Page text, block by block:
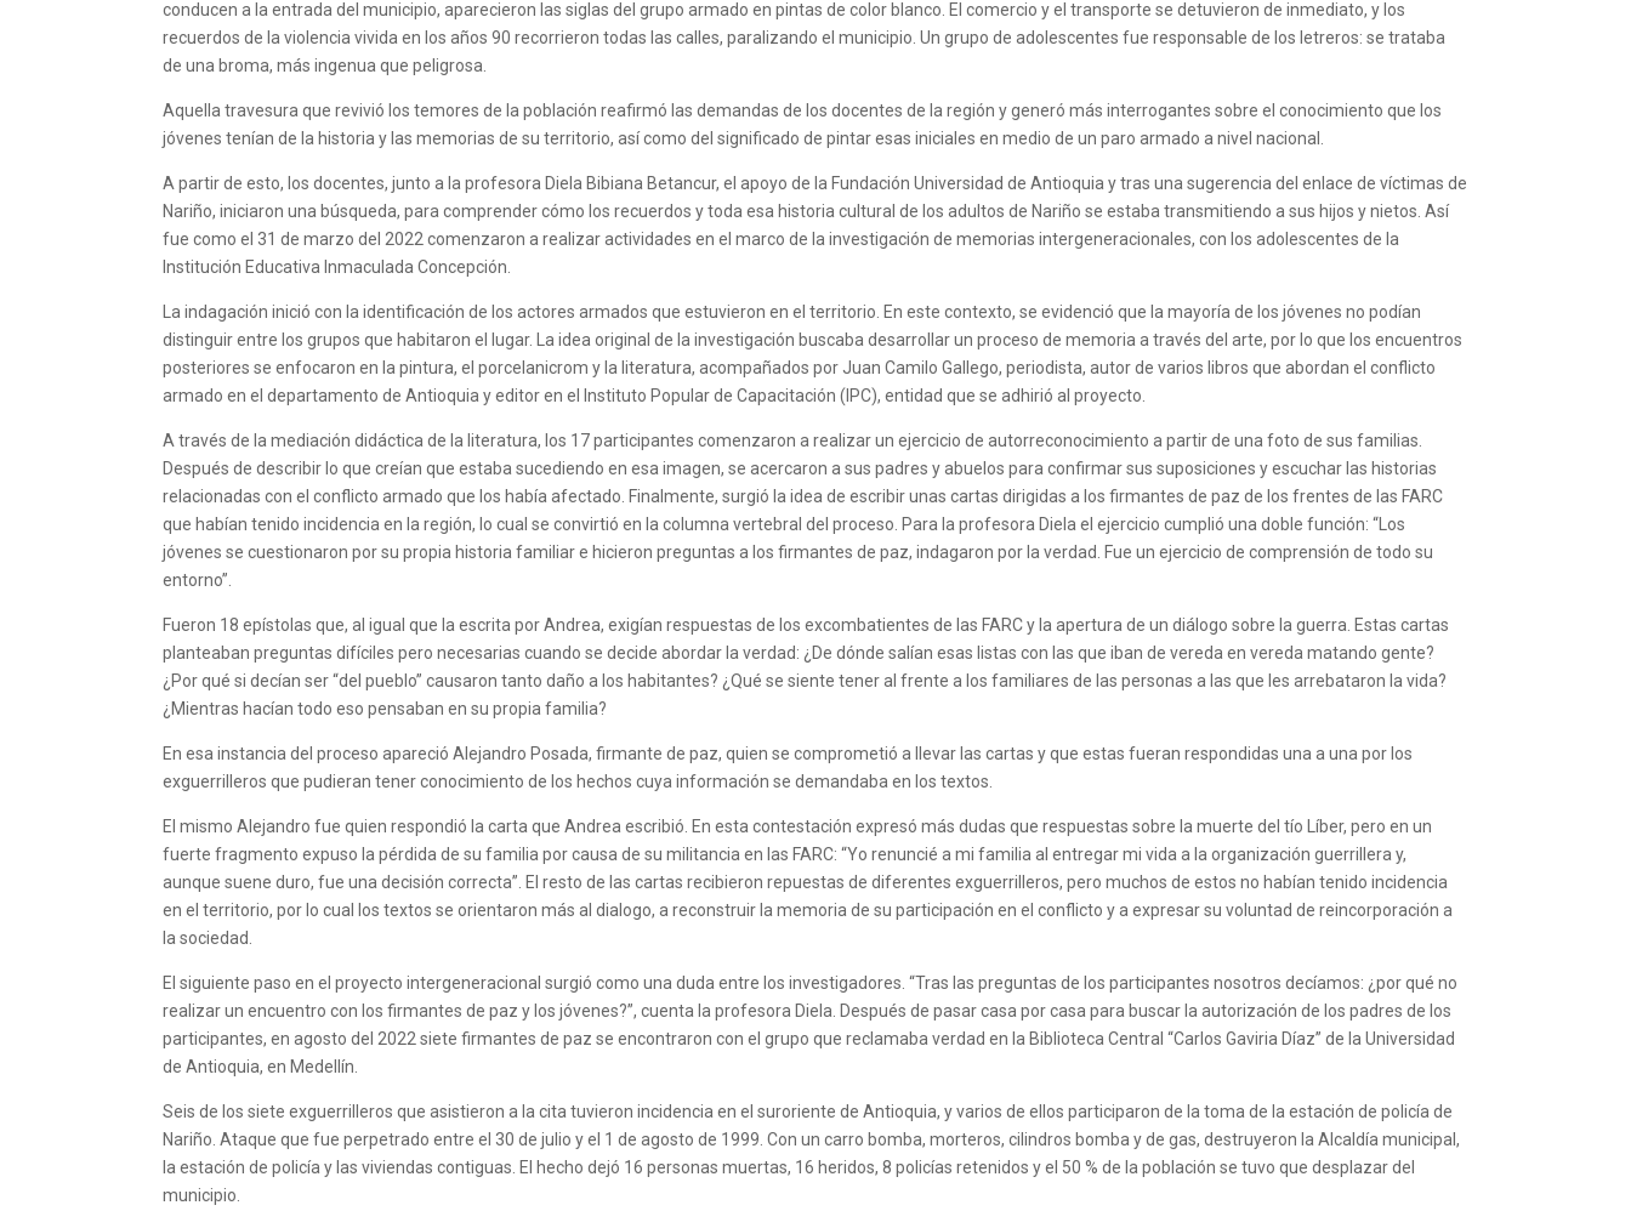
conducen a la entrada del municipio, aparecieron las siglas del grupo armado en pintas de color blanco. El comercio y el transporte se detuvieron de inmediato, y los
recuerdos de la violencia vivida en los años 90 recorrieron todas las calles, paralizando el municipio. Un grupo de adolescentes fue responsable de los letreros: se trataba
de una broma, más ingenua que peligrosa.
Aquella travesura que revivió los temores de la población reafirmó las demandas de los docentes de la región y generó más interrogantes sobre el conocimiento que los
jóvenes tenían de la historia y las memorias de su territorio, así como del significado de pintar esas iniciales en medio de un paro armado a nivel nacional.
A partir de esto, los docentes, junto a la profesora Diela Bibiana Betancur, el apoyo de la Fundación Universidad de Antioquia y tras una sugerencia del enlace de víctimas de
Nariño, iniciaron una búsqueda, para comprender cómo los recuerdos y toda esa historia cultural de los adultos de Nariño se estaba transmitiendo a sus hijos y nietos. Así
fue como el 31 de marzo del 2022 comenzaron a realizar actividades en el marco de la investigación de memorias intergeneracionales, con los adolescentes de la
Institución Educativa Inmaculada Concepción.
La indagación inició con la identificación de los actores armados que estuvieron en el territorio. En este contexto, se evidenció que la mayoría de los jóvenes no podían
distinguir entre los grupos que habitaron el lugar. La idea original de la investigación buscaba desarrollar un proceso de memoria a través del arte, por lo que los encuentros
posteriores se enfocaron en la pintura, el porcelanicrom y la literatura, acompañados por Juan Camilo Gallego, periodista, autor de varios libros que abordan el conflicto
armado en el departamento de Antioquia y editor en el Instituto Popular de Capacitación (IPC), entidad que se adhirió al proyecto.
A través de la mediación didáctica de la literatura, los 17 participantes comenzaron a realizar un ejercicio de autorreconocimiento a partir de una foto de sus familias.
Después de describir lo que creían que estaba sucediendo en esa imagen, se acercaron a sus padres y abuelos para confirmar sus suposiciones y escuchar las historias
relacionadas con el conflicto armado que los había afectado. Finalmente, surgió la idea de escribir unas cartas dirigidas a los firmantes de paz de los frentes de las FARC
que habían tenido incidencia en la región, lo cual se convirtió en la columna vertebral del proceso. Para la profesora Diela el ejercicio cumplió una doble función: “Los
jóvenes se cuestionaron por su propia historia familiar e hicieron preguntas a los firmantes de paz, indagaron por la verdad. Fue un ejercicio de comprensión de todo su
entorno”.
Fueron 18 epístolas que, al igual que la escrita por Andrea, exigían respuestas de los excombatientes de las FARC y la apertura de un diálogo sobre la guerra. Estas cartas
planteaban preguntas difíciles pero necesarias cuando se decide abordar la verdad: ¿De dónde salían esas listas con las que iban de vereda en vereda matando gente?
¿Por qué si decían ser “del pueblo” causaron tanto daño a los habitantes? ¿Qué se siente tener al frente a los familiares de las personas a las que les arrebataron la vida?
¿Mientras hacían todo eso pensaban en su propia familia?
En esa instancia del proceso apareció Alejandro Posada, firmante de paz, quien se comprometió a llevar las cartas y que estas fueran respondidas una a una por los
exguerrilleros que pudieran tener conocimiento de los hechos cuya información se demandaba en los textos.
El mismo Alejandro fue quien respondió la carta que Andrea escribió. En esta contestación expresó más dudas que respuestas sobre la muerte del tío Líber, pero en un
fuerte fragmento expuso la pérdida de su familia por causa de su militancia en las FARC: “Yo renuncié a mi familia al entregar mi vida a la organización guerrillera y,
aunque suene duro, fue una decisión correcta”. El resto de las cartas recibieron repuestas de diferentes exguerrilleros, pero muchos de estos no habían tenido incidencia
en el territorio, por lo cual los textos se orientaron más al dialogo, a reconstruir la memoria de su participación en el conflicto y a expresar su voluntad de reincorporación a
la sociedad.
El siguiente paso en el proyecto intergeneracional surgió como una duda entre los investigadores. “Tras las preguntas de los participantes nosotros decíamos: ¿por qué no
realizar un encuentro con los firmantes de paz y los jóvenes?”, cuenta la profesora Diela. Después de pasar casa por casa para buscar la autorización de los padres de los
participantes, en agosto del 2022 siete firmantes de paz se encontraron con el grupo que reclamaba verdad en la Biblioteca Central “Carlos Gaviria Díaz” de la Universidad
de Antioquia, en Medellín.
Seis de los siete exguerrilleros que asistieron a la cita tuvieron incidencia en el suroriente de Antioquia, y varios de ellos participaron de la toma de la estación de policía de
Nariño. Ataque que fue perpetrado entre el 30 de julio y el 1 de agosto de 1999. Con un carro bomba, morteros, cilindros bomba y de gas, destruyeron la Alcaldía municipal,
la estación de policía y las viviendas contiguas. El hecho dejó 16 personas muertas, 16 heridos, 8 policías retenidos y el 50 % de la población se tuvo que desplazar del
municipio.